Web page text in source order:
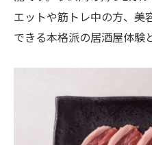
エットや筋トレ中の方、美
できる本格派の居酒屋体験